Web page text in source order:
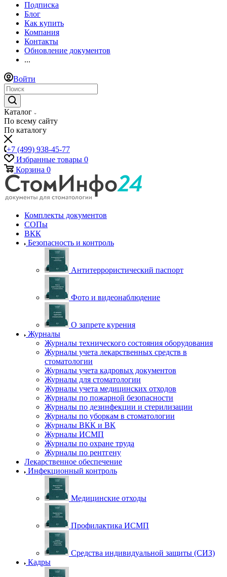
Подписка
Блог
Как купить
Компания
Контакты
Обновление документов
...
Войти
Каталог
По всему сайту
По каталогу
+7 (499) 938-45-77
Избранные товары 0
Корзина 0
Комплекты документов
СОПы
ВКК
Безопасность и контроль
Антитеррористический паспорт
Фото и видеонаблюдение
О запрете курения
Журналы
Журналы технического состояния оборудования
Журналы учета лекарственных средств в
стоматологии
Журналы учета кадровых документов
Журналы для стоматологии
Журналы учета медицинских отходов
Журналы по пожарной безопасности
Журналы по дезинфекции и стерилизации
Журналы по уборкам в стоматологии
Журналы ВКК и ВК
Журналы ИСМП
Журналы по охране труда
Журналы по рентгену
Лекарственное обеспечение
Инфекционный контроль
Медицинские отходы
Профилактика ИСМП
Средства индивидуальной защиты (СИЗ)
Кадры